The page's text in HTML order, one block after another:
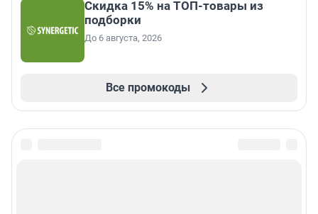
Скидка 15% на ТОП-товары из
подборки
До 6 августа, 2026
Все промокоды